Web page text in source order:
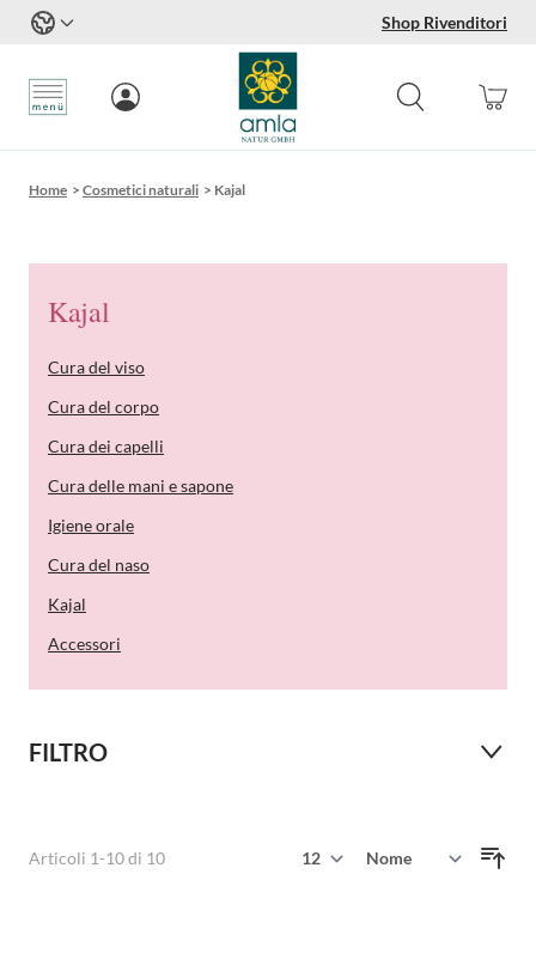
Shop Rivenditori
Home > Cosmetici naturali > Kajal
Kajal
Cura del viso
Cura del corpo
Cura dei capelli
Cura delle mani e sapone
Igiene orale
Cura del naso
Kajal
Accessori
FILTRO
Articoli 1-10di 10
Ordina per